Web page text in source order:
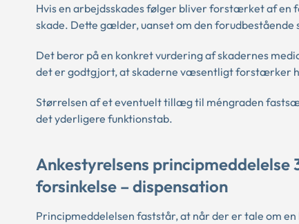
Hvis en arbejdsskades følger bliver forstærket af en
skade. Dette gælder, uanset om den
Det beror på en konkret vurdering af skadernes
det er godtgjort, at skaderne væsentligt forstærker
Størrelsen af et eventuelt tillæg til méngraden
det yderligere funktionstab.
Ankestyrelsens
forsinkelse – dispensation
Principmeddelelsen faststår, at når der er tale om